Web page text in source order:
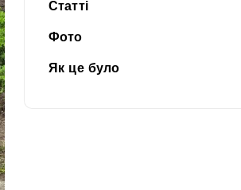
Статті
Фото
Як це було